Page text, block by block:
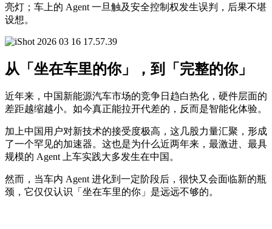
亮灯；车上的 Agent 一旦触及安全控制权发生误判，后果不堪
设想。
从「坐在车里的你」，到「完整的你」
近年来，中国新能源汽车市场的竞争日趋白热化，硬件层面的
差距越缩越小。如今真正能拉开代差的，反而是智能化体验。
加上中国用户对新技术的接受度极高，这几股力量汇聚，形成
了一个罕见的加速器。这也是为什么近两年来，最激进、最具
规模的 Agent 上车实践大多发生在中国。
然而，当车内 Agent 进化到一定阶段后，很快又会面临新的瓶
颈，它仅仅认识「坐在车里的你」是远远不够的。